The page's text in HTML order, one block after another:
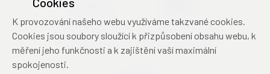
konferenční centrum
Zámecký hotel Třešť
konferenční centrum
K provozování našeho webu využíváme takzvané cookies.
Cookies jsou soubory sloužící k přizpůsobení obsahu webu, k
měření jeho funkčnosti a k zajištění vaší maximální
spokojenosti.